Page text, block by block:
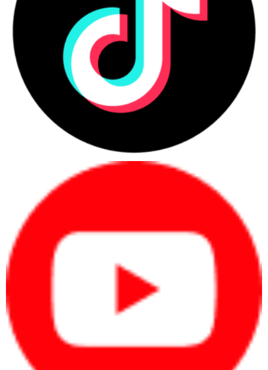
cấp bảo vệ năng lượng chất lượng cao cho thiết bị.
Santak C3KR sử dụng công nghệ chống xả sâu, tự động tắt
UPS trong vòng 30 phút sau khi đã xả ắc quy liên tục trong 14